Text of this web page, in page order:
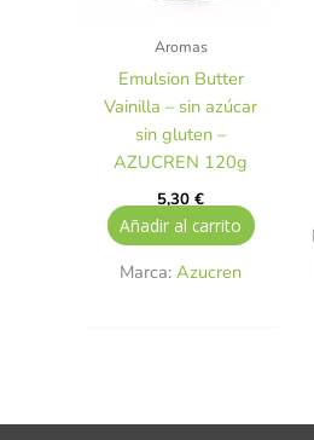
Aromas
Emulsion Butter
Vainilla – sin azúcar
sin gluten –
AZUCREN 120g
5,30€
Añadir al carrito
Marca:Azucren